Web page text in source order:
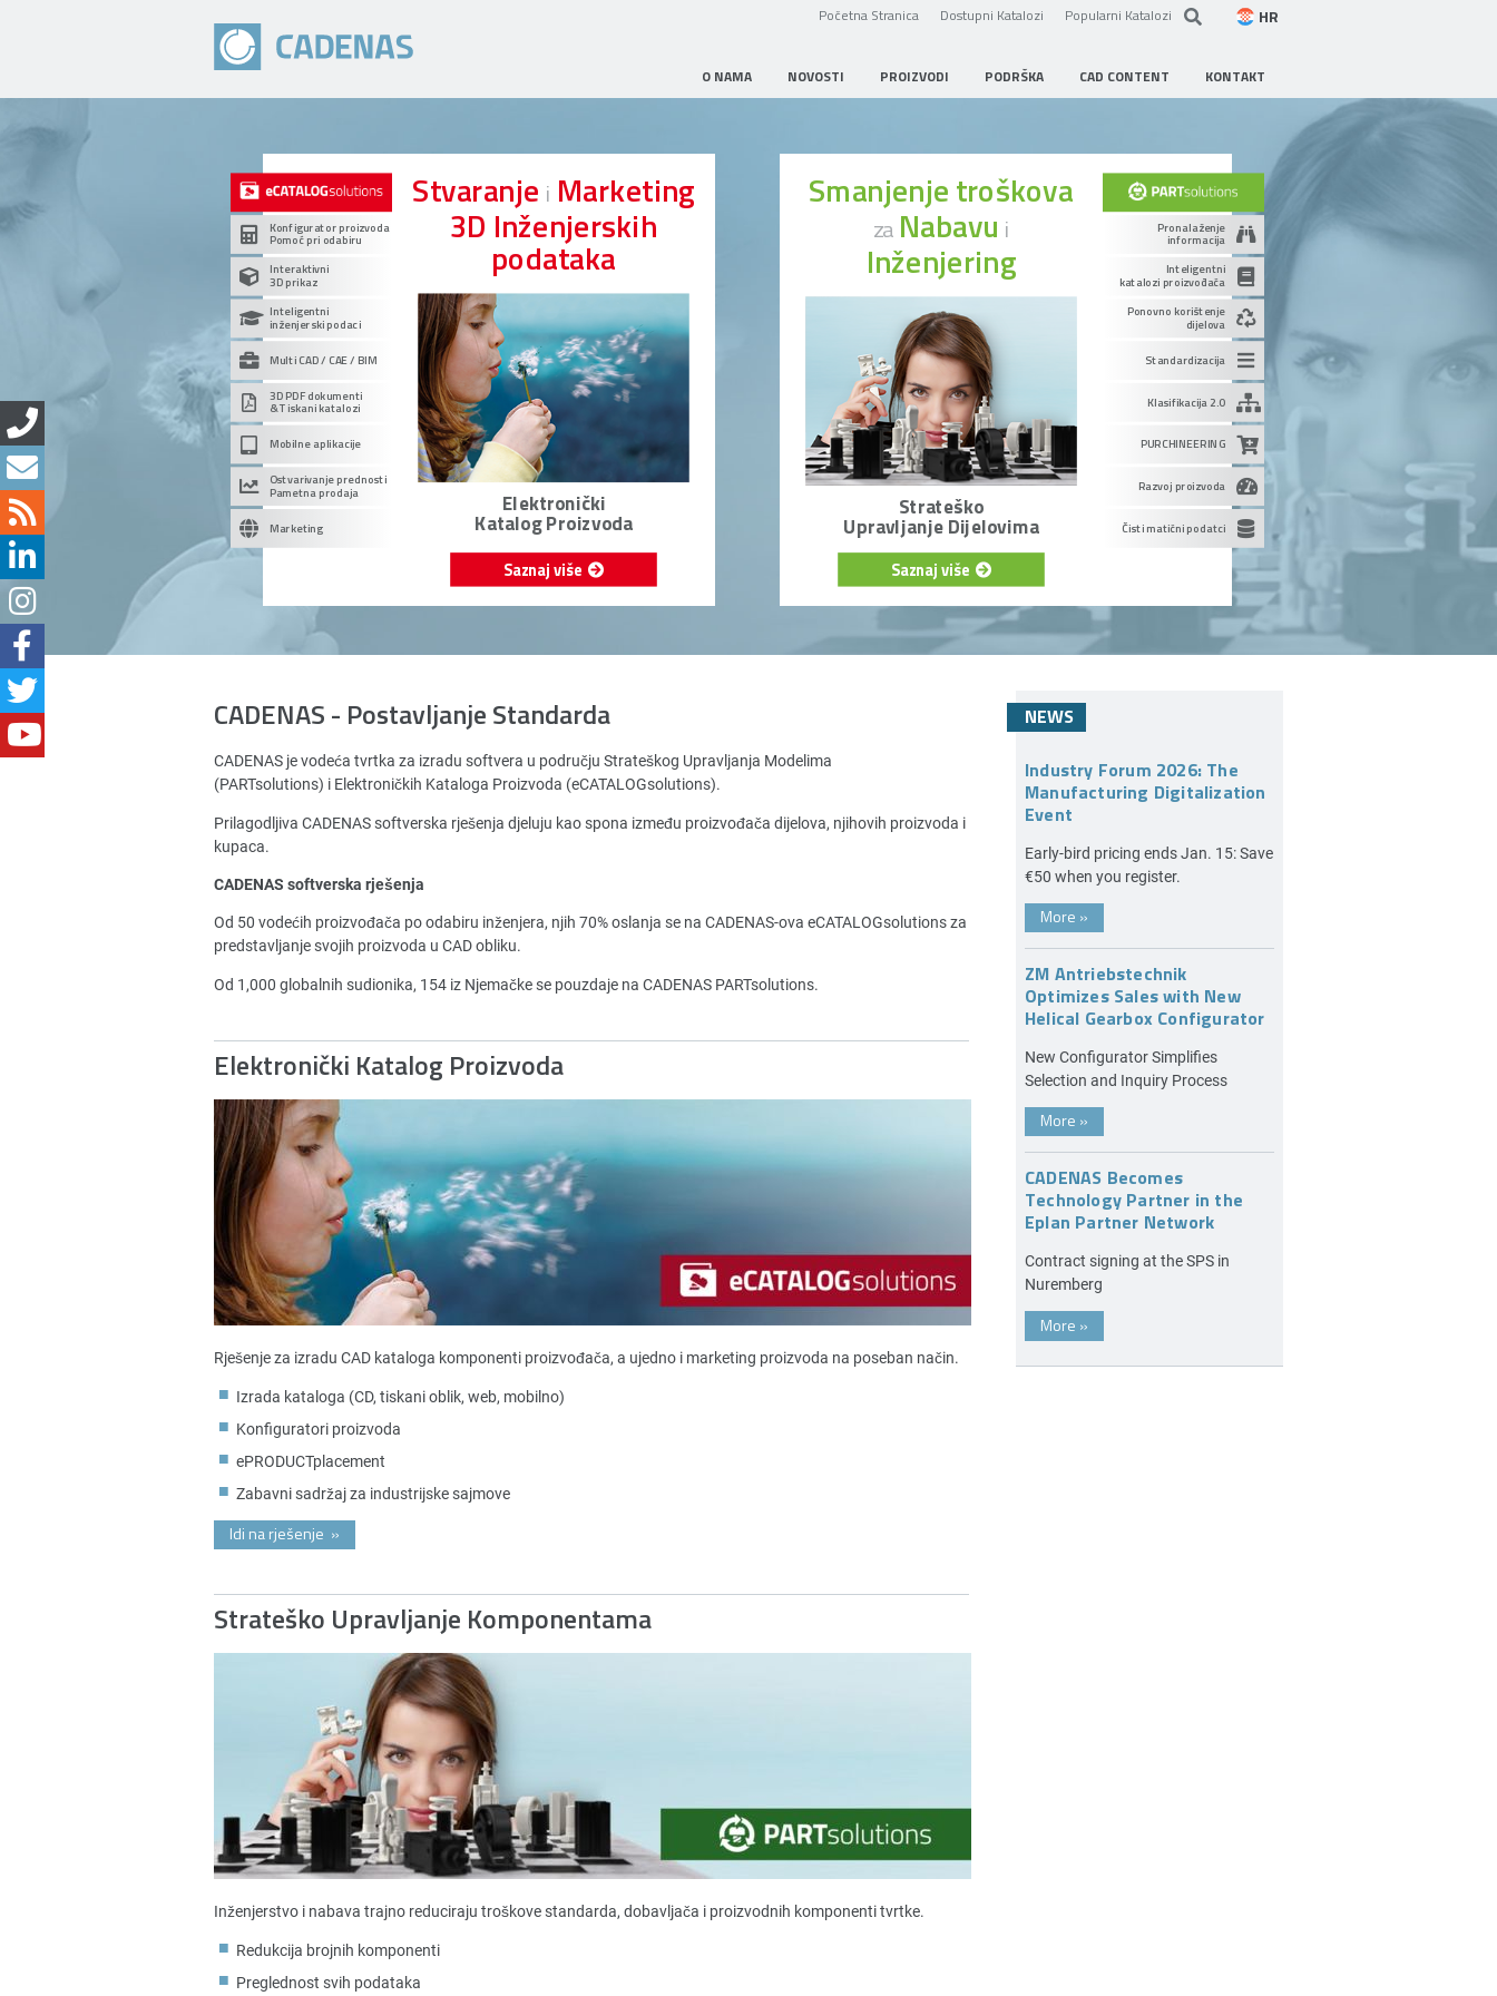
Početna Stranica Dostupni Katalozi Popularni Katalozi HR
O NAMA NOVOSTI PROIZVODI PODRŠKA CAD CONTENT KONTAKT
Konfigurator proizvoda
Pomoć pri odabiru
Interaktivni
3D prikaz
Inteligentni
inženjerski podaci
Multi CAD / CAE / BIM
3D PDF dokumenti
& Tiskani katalozi
Mobilne aplikacije
Ostvarivanje prednosti
Pametna prodaja
Marketing
Stvaranje i Marketing
3D Inženjerskih
podataka
Elektronički
Katalog Proizvoda
Saznaj više
Pronalaženje
informacija
Inteligentni
katalozi proizvođača
Ponovno korištenje
dijelova
Standardizacija
Klasifikacija 2.0
PURCHINEERING
Razvoj proizvoda
Čisti matični podatci
Smanjenje troškova
za Nabavu i
Inženjering
Strateško
Upravljanje Dijelovima
Saznaj više
CADENAS - Postavljanje Standarda
CADENAS je vodeća tvrtka za izradu softvera u području Strateškog Upravljanja Modelima
(PARTsolutions) i Elektroničkih Kataloga Proizvoda (eCATALOGsolutions).
Prilagodljiva CADENAS softverska rješenja djeluju kao spona između proizvođača dijelova, njihovih proizvoda i
kupaca.
CADENAS softverska rješenja
Od 50 vodećih proizvođača po odabiru inženjera, njih 70% oslanja se na CADENAS-ova eCATALOGsolutions za
predstavljanje svojih proizvoda u CAD obliku.
Od 1,000 globalnih sudionika, 154 iz Njemačke se pouzdaje na CADENAS PARTsolutions.
Elektronički Katalog Proizvoda
Rješenje za izradu CAD kataloga komponenti proizvođača, a ujedno i marketing proizvoda na poseban način.
Izrada kataloga (CD, tiskani oblik, web, mobilno)
Konfiguratori proizvoda
ePRODUCTplacement
Zabavni sadržaj za industrijske sajmove
Idi na rješenje »
Strateško Upravljanje Komponentama
Inženjerstvo i nabava trajno reduciraju troškove standarda, dobavljača i proizvodnih komponenti tvrtke.
Redukcija brojnih komponenti
Preglednost svih podataka
NEWS
Industry Forum 2026: The
Manufacturing Digitalization
Event
Early-bird pricing ends Jan. 15: Save
€50 when you register.
More »
ZM Antriebstechnik
Optimizes Sales with New
Helical Gearbox Configurator
New Configurator Simplifies
Selection and Inquiry Process
More »
CADENAS Becomes
Technology Partner in the
Eplan Partner Network
Contract signing at the SPS in
Nuremberg
More »